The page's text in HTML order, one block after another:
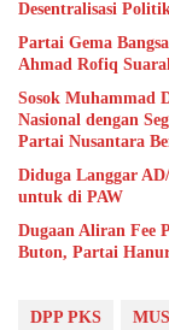
Desentralisasi
Partai Gema
Ahmad Rofiq
Sosok Muhammad
Nasional dengan
Partai Nusantara
Diduga Langgar
untuk di PAW
Dugaan Aliran Fee
Buton, Partai
DPP PKS